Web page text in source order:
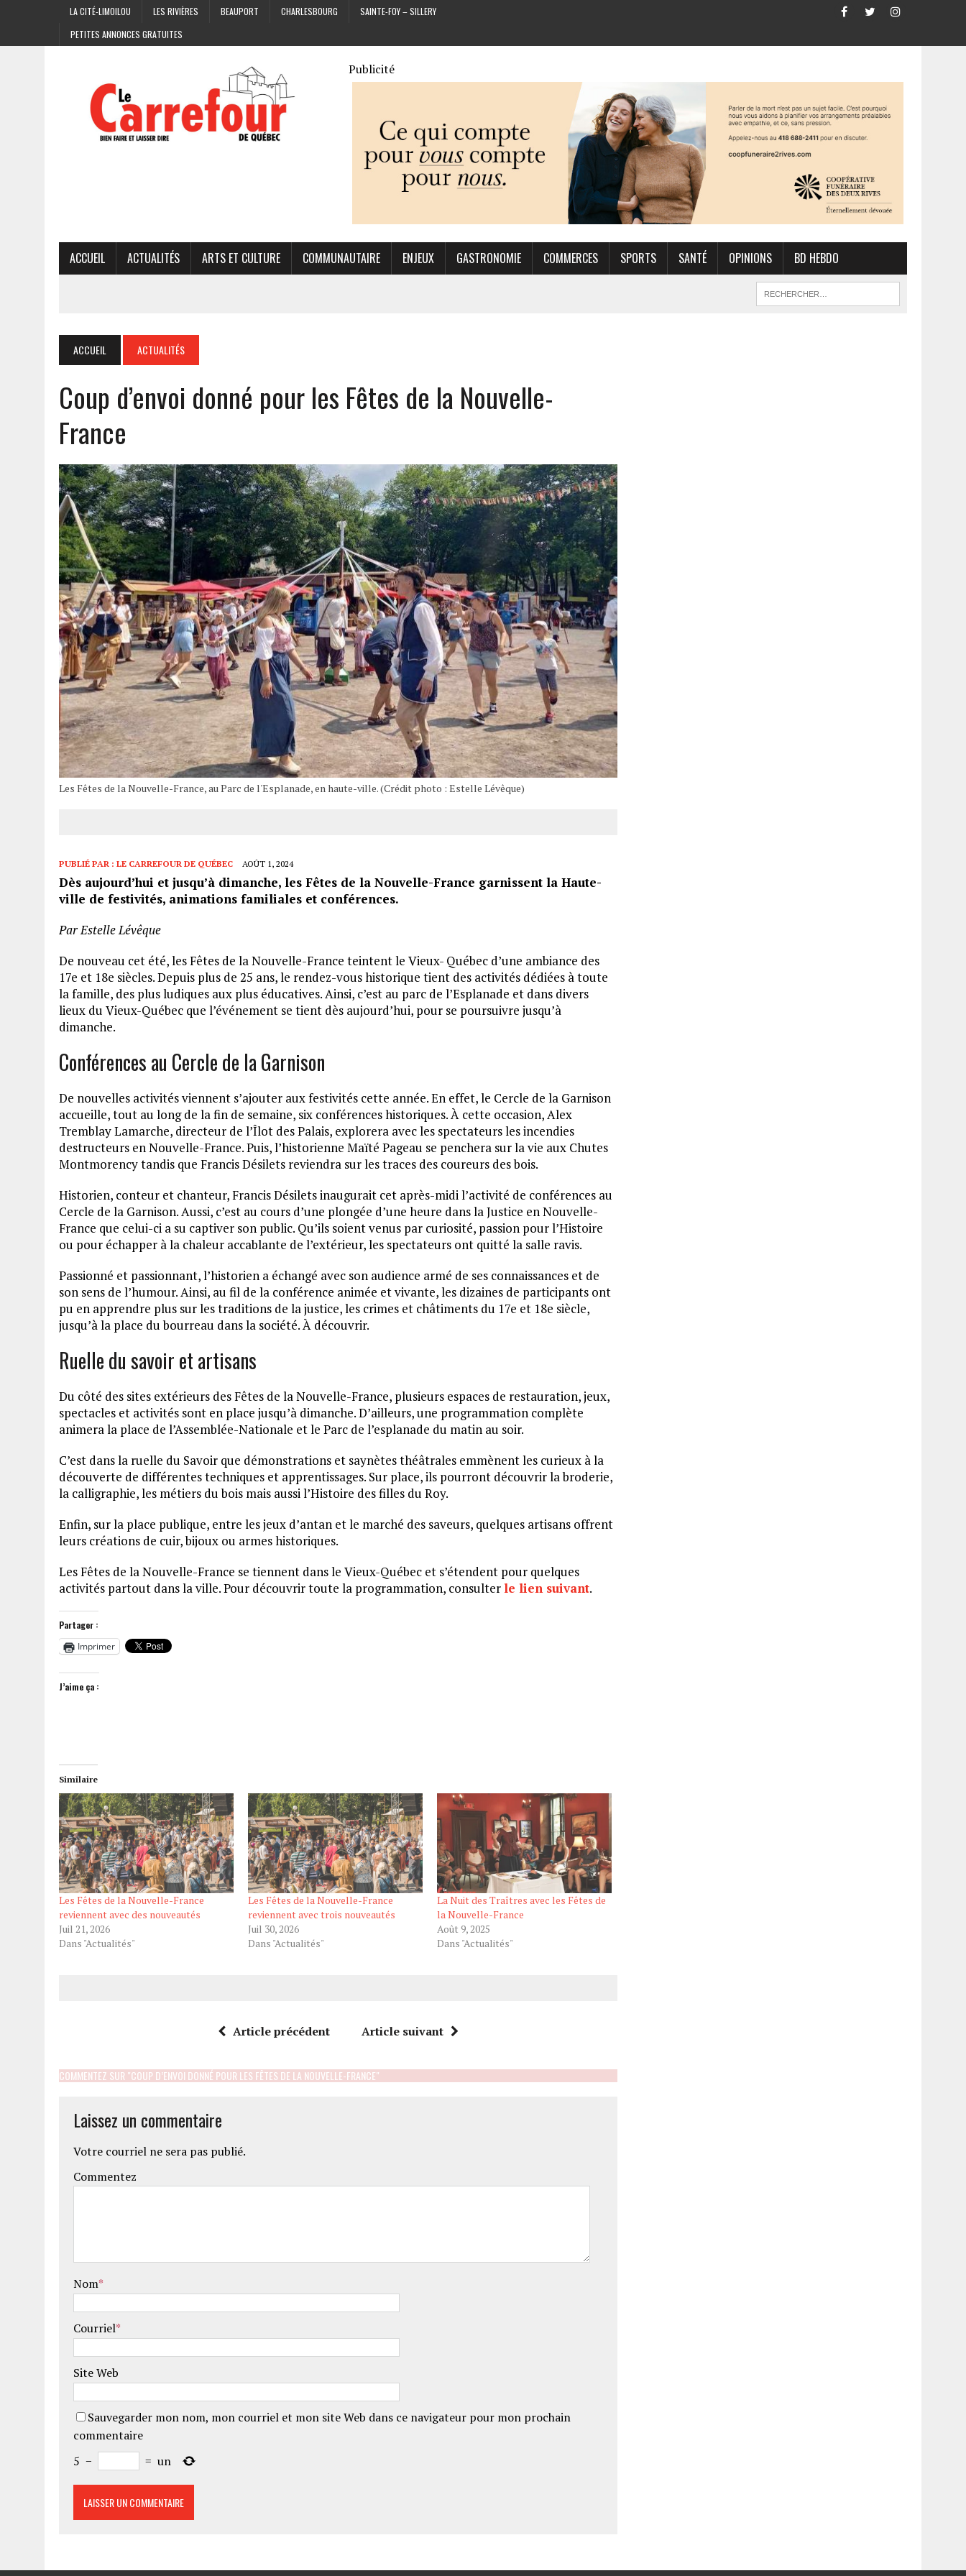
LA CITÉ-LIMOILOU LES RIVIÈRES BEAUPORT CHARLESBOURG
SAINTE-FOY – SILLERY
PETITES ANNONCES GRATUITES
Publicité
ACCUEIL ACTUALITÉS ARTS ET CULTURE COMMUNAUTAIRE ENJEUX GASTRONOMIE COMMERCES SPORTS SANTÉ OPINIONS BD HEBDO
ACCUEIL ACTUALITÉS
Coup d’envoi donné pour les Fêtes de la Nouvelle-
France
Les Fêtes de la Nouvelle-France, au Parc de l'Esplanade, en haute-ville. (Crédit photo : Estelle Lévêque)
PUBLIÉ PAR : LE CARREFOUR DE QUÉBEC AOÛT 1, 2024
Dès aujourd’hui et jusqu’à dimanche, les Fêtes de la Nouvelle-France garnissent la Haute-
ville de festivités, animations familiales et conférences.
Par Estelle Lévêque
De nouveau cet été, les Fêtes de la Nouvelle-France teintent le Vieux- Québec d’une ambiance des
17e et 18e siècles. Depuis plus de 25 ans, le rendez-vous historique tient des activités dédiées à toute
la famille, des plus ludiques aux plus éducatives. Ainsi, c’est au parc de l’Esplanade et dans divers
lieux du Vieux-Québec que l’événement se tient dès aujourd’hui, pour se poursuivre jusqu’à
dimanche.
Conférences au Cercle de la Garnison
De nouvelles activités viennent s’ajouter aux festivités cette année. En effet, le Cercle de la Garnison
accueille, tout au long de la fin de semaine, six conférences historiques. À cette occasion, Alex
Tremblay Lamarche, directeur de l’Îlot des Palais, explorera avec les spectateurs les incendies
destructeurs en Nouvelle-France. Puis, l’historienne Maïté Pageau se penchera sur la vie aux Chutes
Montmorency tandis que Francis Désilets reviendra sur les traces des coureurs des bois.
Historien, conteur et chanteur, Francis Désilets inaugurait cet après-midi l’activité de conférences au
Cercle de la Garnison. Aussi, c’est au cours d’une plongée d’une heure dans la Justice en Nouvelle-
France que celui-ci a su captiver son public. Qu’ils soient venus par curiosité, passion pour l’Histoire
ou pour échapper à la chaleur accablante de l’extérieur, les spectateurs ont quitté la salle ravis.
Passionné et passionnant, l’historien a échangé avec son audience armé de ses connaissances et de
son sens de l’humour. Ainsi, au fil de la conférence animée et vivante, les dizaines de participants ont
pu en apprendre plus sur les traditions de la justice, les crimes et châtiments du 17e et 18e siècle,
jusqu’à la place du bourreau dans la société. À découvrir.
Ruelle du savoir et artisans
Du côté des sites extérieurs des Fêtes de la Nouvelle-France, plusieurs espaces de restauration, jeux,
spectacles et activités sont en place jusqu’à dimanche. D’ailleurs, une programmation complète
animera la place de l’Assemblée-Nationale et le Parc de l’esplanade du matin au soir.
C’est dans la ruelle du Savoir que démonstrations et saynètes théâtrales emmènent les curieux à la
découverte de différentes techniques et apprentissages. Sur place, ils pourront découvrir la broderie,
la calligraphie, les métiers du bois mais aussi l’Histoire des filles du Roy.
Enfin, sur la place publique, entre les jeux d’antan et le marché des saveurs, quelques artisans offrent
leurs créations de cuir, bijoux ou armes historiques.
Les Fêtes de la Nouvelle-France se tiennent dans le Vieux-Québec et s’étendent pour quelques
activités partout dans la ville. Pour découvrir toute la programmation, consulterle lien suivant.
Partager :
Imprimer
J’aime ça :
Similaire
Les Fêtes de la Nouvelle-France
reviennent avec des nouveautés
Juil 21, 2026
Dans "Actualités"
Les Fêtes de la Nouvelle-France
reviennent avec trois nouveautés
Juil 30, 2026
Dans "Actualités"
La Nuit des Traîtres avec les Fêtes de
la Nouvelle-France
Août 9, 2025
Dans "Actualités"
Article précédent Article suivant
COMMENTEZ SUR "COUP D’ENVOI DONNÉ POUR LES FÊTES DE LA NOUVELLE-FRANCE"
Laissez un commentaire
Votre courriel ne sera pas publié.
Commentez
Nom*
Courriel*
Site Web
Sauvegarder mon nom, mon courriel et mon site Web dans ce navigateur pour mon prochain
commentaire
5 − = un